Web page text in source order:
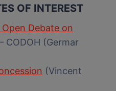
OF INTEREST
Debate on
CODOH (Germar
(Vincent